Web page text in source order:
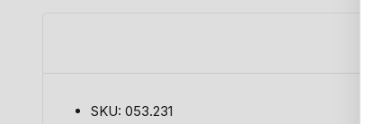
SKU: 053.231